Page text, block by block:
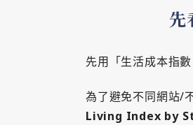
先
先用「生活成本指
為了避免不同網站/
Living Index by